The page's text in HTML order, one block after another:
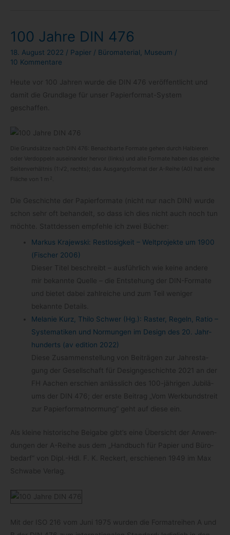
100 Jahre DIN 476
18. August 2022 / Papier / Büromaterial, Museum /
10 Kommentare
Heute vor 100 Jah­ren wurde die DIN 476 ver­öf­fent­licht und
damit die Grund­lage für unser Papierformat-​System
geschaffen.
Die Grund­sätze nach DIN 476: Benach­barte For­mate gehen durch Hal­bie­ren
oder Ver­dop­peln aus­ein­an­der her­vor (links) und alle For­mate haben das glei­che
Sei­ten­ver­hält­nis (1:√2, rechts); das Aus­gangs­for­mat der A-​Reihe (A0) hat eine
Flä­che von 1 m
.
Die Geschichte der Papier­for­mate (nicht nur nach DIN) wurde
schon sehr oft behan­delt, so dass ich dies nicht auch noch tun
möchte. Statt­des­sen emp­fehle ich zwei Bücher:
Mar­kus Kra­jew­ski: Rest­lo­sig­keit – Welt­pro­jekte um 1900
(Fischer 2006)
Die­ser Titel beschreibt – aus­führ­lich wie keine andere
mir bekannte Quelle – die Ent­ste­hung der DIN-​Formate
und bie­tet dabei zahl­rei­che und zum Teil weni­ger
bekannte Details.
Mela­nie Kurz, Thilo Schwer (Hg.): Ras­ter, Regeln, Ratio –
Sys­te­ma­ti­ken und Nor­mun­gen im Design des 20. Jahr­
hun­derts (av edi­tion 2022)
Diese Zusam­men­stel­lung von Bei­trä­gen zur Jah­res­ta­
gung der Gesell­schaft für Design­ge­schichte 2021 an der
FH Aachen erschien anläss­lich des 100-​jährigen Jubi­lä­
ums der DIN 476; der erste Bei­trag „Vom Werk­bund­streit
zur Papier­for­mat­nor­mung“ geht auf diese ein.
Als kleine his­to­ri­sche Bei­gabe gibt’s eine Über­sicht der Anwen­
dun­gen der A-​Reihe aus dem „Hand­buch für Papier und Büro­
be­darf“ von Dipl.-Hdl. F. K. Reckert, erschie­nen 1949 im Max
Schwabe Verlag.
Mit der ISO 216 vom Juni 1975 wur­den die For­mat­rei­hen A und